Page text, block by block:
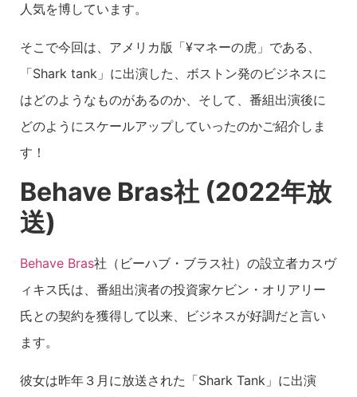
人気を博しています。
そこで今回は、アメリカ版「¥マネーの虎」である、
「Shark tank」に出演した、ボストン発のビジネスに
はどのようなものがあるのか、そして、番組出演後に
どのようにスケールアップしていったのかご紹介しま
す！
Behave Bras社 (2022年放
送)
Behave Bras社（ビーハブ・ブラス社）の設立者カスヴ
ィキス氏は、番組出演者の投資家ケビン・オリアリー
氏との契約を獲得して以来、ビジネスが好調だと言い
ます。
彼女は昨年３月に放送された「Shark Tank」に出演